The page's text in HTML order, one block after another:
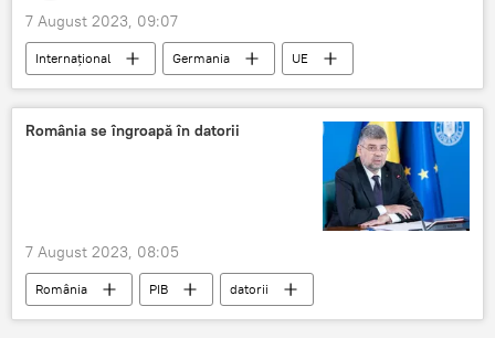
7 August 2023, 09:07
Internațional Germania UE
România se îngroapă în datorii
7 August 2023, 08:05
România PIB datorii